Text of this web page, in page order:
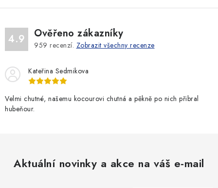
4.9 Ověřeno zákazníky
959 recenzí. Zobrazit všechny recenze
Kateřina Sedmikova
Velmi chutné, našemu kocourovi chutná a pěkně po nich přibral
hubeňour.
Aktuální novinky a akce na váš e-mail